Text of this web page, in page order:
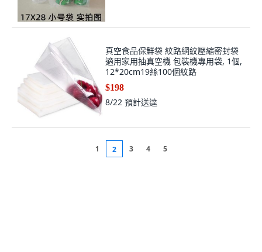
真空食品保鮮袋 紋路網紋壓縮密封袋
適用家用抽真空機 包裝機專用袋, 1個,
12*20cm19絲100個紋路
$198
8/22 預計送達
1 2 3 4 5